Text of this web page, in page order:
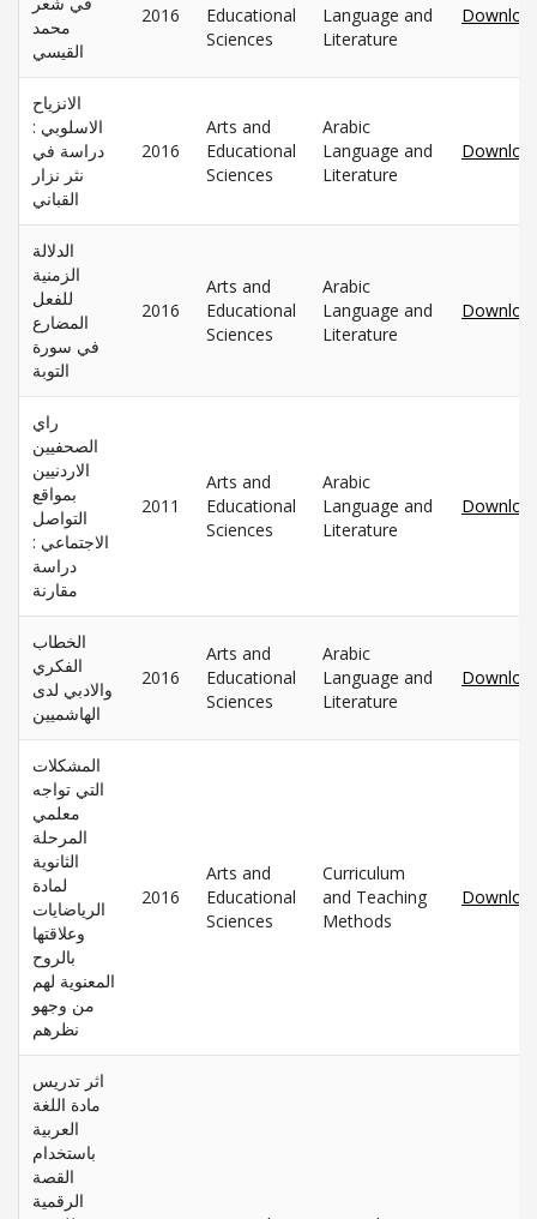
محمد
القيسي
2016
Educational
Sciences
Language and
Literature
الانزياح
الاسلوبي :
دراسة في
نثر نزار
القباني
2016
Arts and
Educational
Sciences
Arabic
Language and
Literature
الدلالة
الزمنية
للفعل
المضارع
في سورة
التوبة
2016
Arts and
Educational
Sciences
Arabic
Language and
Literature
راي
الصحفيين
الاردنيين
بمواقع
التواصل
الاجتماعي :
دراسة
مقارنة
2011
Arts and
Educational
Sciences
Arabic
Language and
Literature
الخطاب
الفكري
والادبي لدى
الهاشميين
2016
Arts and
Educational
Sciences
Arabic
Language and
Literature
المشكلات
التي تواجه
معلمي
المرحلة
الثانوية
لمادة
الرياضايات
وعلاقتها
بالروح
المعنوية لهم
من وجهو
نظرهم
2016
Arts and
Educational
Sciences
Curriculum
and Teaching
Methods
اثر تدريس
مادة اللغة
العربية
باستخدام
القصة
الرقمية